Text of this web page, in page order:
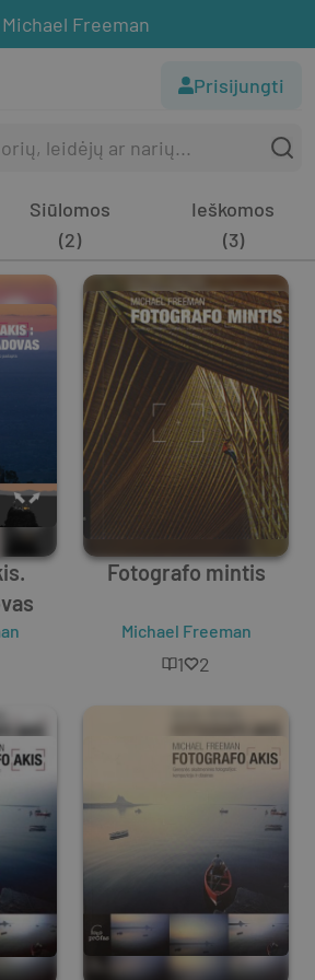
Michael Freeman
Prisijungti
Siūlomos
(2)
Ieškomos
(3)
Fotografo mintis
Michael Freeman
1 2